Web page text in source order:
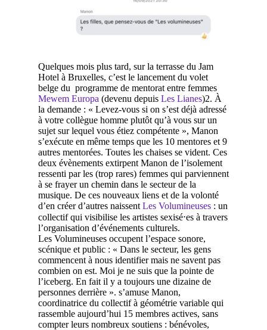
Quelques mois plus tard, sur la terrasse du Jam
Hotel à Bruxelles, c’est le lancement du volet
belge du programme de mentorat entre femmes
Mewem Europa (devenu depuis Les Lianes)2. À
la demande : « Levez-vous si on s’est déjà adressé
à votre collègue homme plutôt qu’à vous sur un
sujet sur lequel vous étiez compétente », Manon
s’exécute en même temps que les 10 mentores et 9
autres mentorées. Toutes les chaises se vident. Ces
deux évènements extirpent Manon de l’isolement
ressenti par les (trop rares) femmes qui parviennent
à se frayer un chemin dans le secteur de la
musique. De ces nouveaux liens et de la volonté
d’en créer d’autres naissent Les Volumineuses : un
collectif qui visibilise les artistes sexisé⋅es à travers
l’organisation d’événements culturels.
Les Volumineuses occupent l’espace sonore,
scénique et public : « Dans le secteur, les gens
commencent à nous identifier mais ne savent pas
combien on est. Moi je ne suis que la pointe de
l’iceberg. En fait il y a toujours une dizaine de
personnes derrière ». s’amuse Manon,
coordinatrice du collectif à géométrie variable qui
rassemble aujourd’hui 15 membres actives, sans
compter leurs nombreux soutiens : bénévoles,